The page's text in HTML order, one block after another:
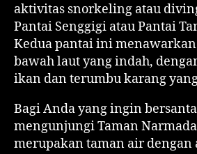
aktivitas snorkeling atau
Pantai Senggigi atau Pantai
Kedua pantai ini
bawah laut yang indah,
ikan dan terumbu karang
Bagi Anda yang ingin
mengunjungi Taman
merupakan taman air dengan